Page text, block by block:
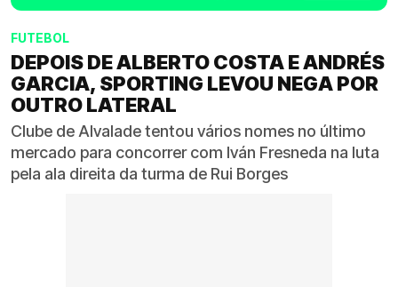
FUTEBOL
DEPOIS DE ALBERTO COSTA E ANDRÉS
GARCIA, SPORTING LEVOU NEGA POR
OUTRO LATERAL
Clube de Alvalade tentou vários nomes no último
mercado para concorrer com Iván Fresneda na luta
pela ala direita da turma de Rui Borges